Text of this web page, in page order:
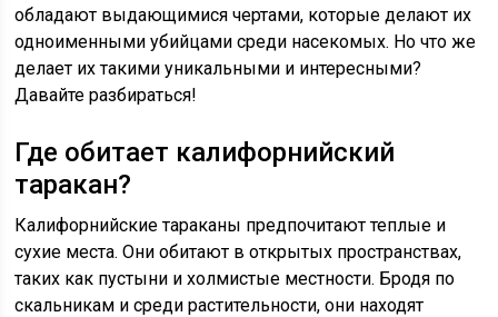
обладают выдающимися чертами, которые делают их
одноименными убийцами среди насекомых. Но что же
делает их такими уникальными и интересными?
Давайте разбираться!
Где обитает калифорнийский
таракан?
Калифорнийские тараканы предпочитают теплые и
сухие места. Они обитают в открытых пространствах,
таких как пустыни и холмистые местности. Бродя по
скальникам и среди растительности, они находят